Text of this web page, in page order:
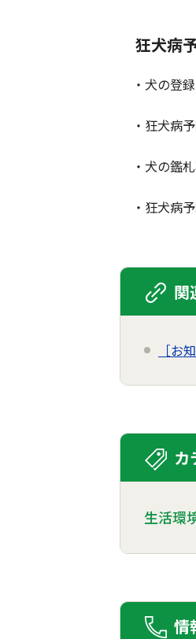
狂犬病
・犬の登
・狂犬病
・犬の鑑
・狂犬病
関
［お
カ
生活環
情